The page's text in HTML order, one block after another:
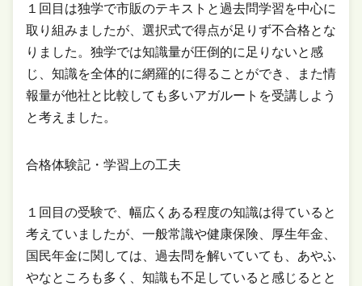
１回目は独学で市販のテキストと過去問学習を中心に
取り組みましたが、選択式で得点が足りず不合格とな
りました。独学では知識量が圧倒的に足りないと感
じ、知識を全体的に網羅的に得ることができ、また情
報量が他社と比較しても多いアガルートを受講しよう
と考えました。
合格体験記・学習上の工夫
１回目の受験で、幅広くある程度の知識は得ていると
考えていましたが、一般常識や健康保険、厚生年金、
国民年金に関しては、過去問を解いていても、あやふ
やなところも多く、知識も不足していると感じるとと